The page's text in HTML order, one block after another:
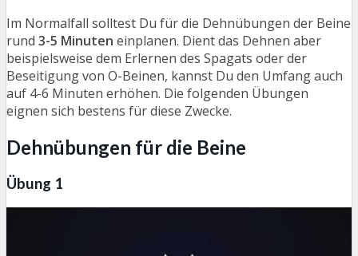
Im Normalfall solltest Du für die Dehnübungen der Beine
rund 3-5 Minuten einplanen. Dient das Dehnen aber
beispielsweise dem Erlernen des Spagats oder der
Beseitigung von O-Beinen, kannst Du den Umfang auch
auf 4-6 Minuten erhöhen. Die folgenden Übungen
eignen sich bestens für diese Zwecke.
Dehnübungen für die Beine
Übung 1